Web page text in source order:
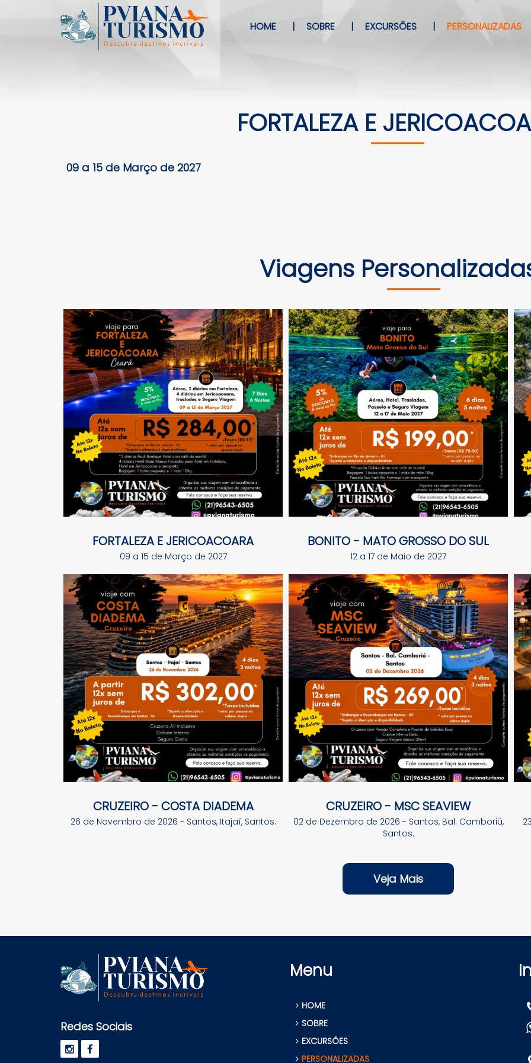
HOME | SOBRE | EXCURSÕES | PERSONALIZADAS
FORTALEZA E
09 a 15 de Março de 2027
Viagens
FORTALEZA E JERICOACOARA
09 a 15 de Março de 2027
BONITO - MATO GROSSO DO SUL
12 a 17 de Maio de 2027
CRUZEIRO - COSTA DIADEMA
26 de Novembro de 2026 - Santos, Itajaí, Santos.
CRUZEIRO - MSC SEAVIEW
02 de Dezembro de 2026 - Santos, Bal. Camboriú,
Santos.
Veja Mais
Redes Sociais
Menu
HOME
SOBRE
EXCURSÕES
PERSONALIZADAS